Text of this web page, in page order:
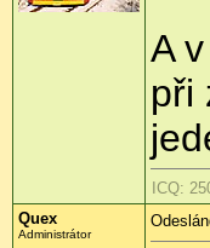
A
při
ICQ:
Quex
Administrátor